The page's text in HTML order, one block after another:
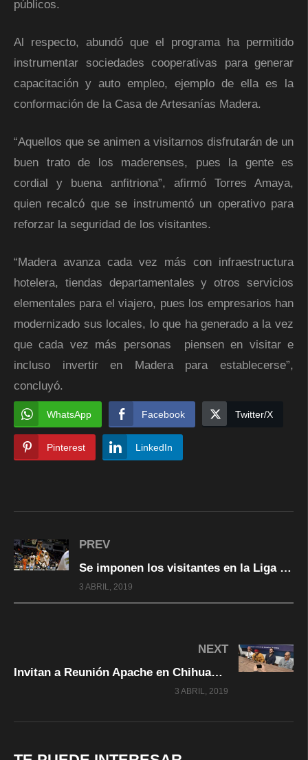
públicos.
Al respecto, abundó que el programa ha permitido
instrumentar sociedades cooperativas para generar
capacitación y auto empleo, ejemplo de ella es la
conformación de la Casa de Artesanías Madera.
“Aquellos que se animen a visitarnos disfrutarán de un
buen trato de los maderenses, pues la gente es
cordial y buena anfitriona”, afirmó Torres Amaya,
quien recalcó que se instrumentó un operativo para
reforzar la seguridad de los visitantes.
“Madera avanza cada vez más con infraestructura
hotelera, tiendas departamentales y otros servicios
elementales para el viajero, pues los empresarios han
modernizado sus locales, lo que ha generado a la vez
que cada vez más personas piensen en visitar e
incluso invertir en Madera para establecerse”,
concluyó.
WhatsApp Facebook Twitter/X
Pinterest LinkedIn
PREV
Se imponen los visitantes en la Liga de Basquetbol Estatal
3 ABRIL, 2019
NEXT
Invitan a Reunión Apache en Chihuahua del 23 al 25 de mayo
3 ABRIL, 2019